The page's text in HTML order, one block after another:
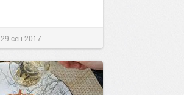
29 сен 2017